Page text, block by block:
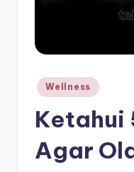
Posted
in
Wellness
Ketahui
Agar